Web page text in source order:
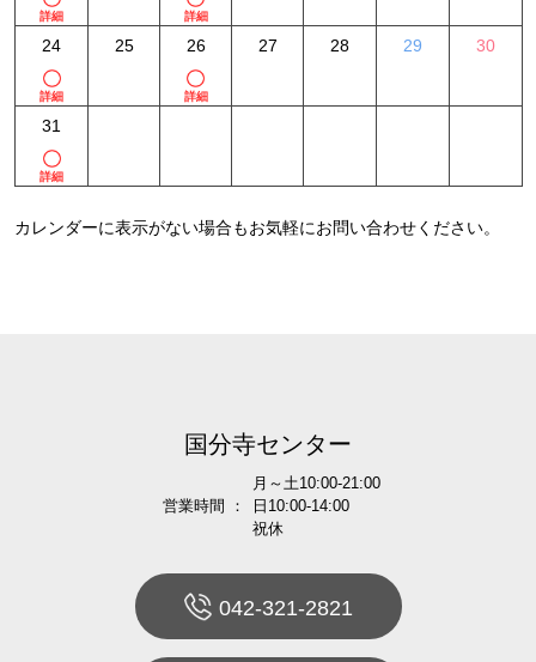
詳細 詳細
24
詳細
25 26
詳細
27 28 29 30
31
詳細
カレンダーに表示がない場合もお気軽にお問い合わせください。
国分寺センター
営業時間 ：
月～土10:00-21:00
日10:00-14:00
祝休
042-321-2821